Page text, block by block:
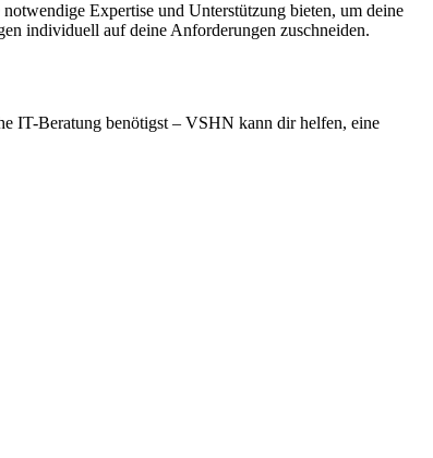
Expertise und Unterstützung bieten, um deine
individuell auf deine Anforderungen zuschneiden.
IT-Beratung benötigst – VSHN kann dir helfen, eine